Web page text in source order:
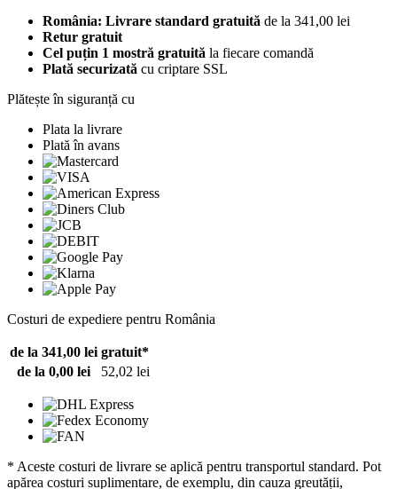
România: Livrare standard gratuită de la 341,00 lei
Retur gratuit
Cel puțin 1 mostră gratuită la fiecare comandă
Plată securizată cu criptare SSL
Plătește în siguranță cu
Plata la livrare
Plată în avans
Costuri de expediere pentru România
de la 341,00 lei gratuit*
de la 0,00 lei
52,02 lei
* Aceste costuri de livrare se aplică pentru transportul standard. Pot
apărea costuri suplimentare, de exemplu, din cauza greutății,